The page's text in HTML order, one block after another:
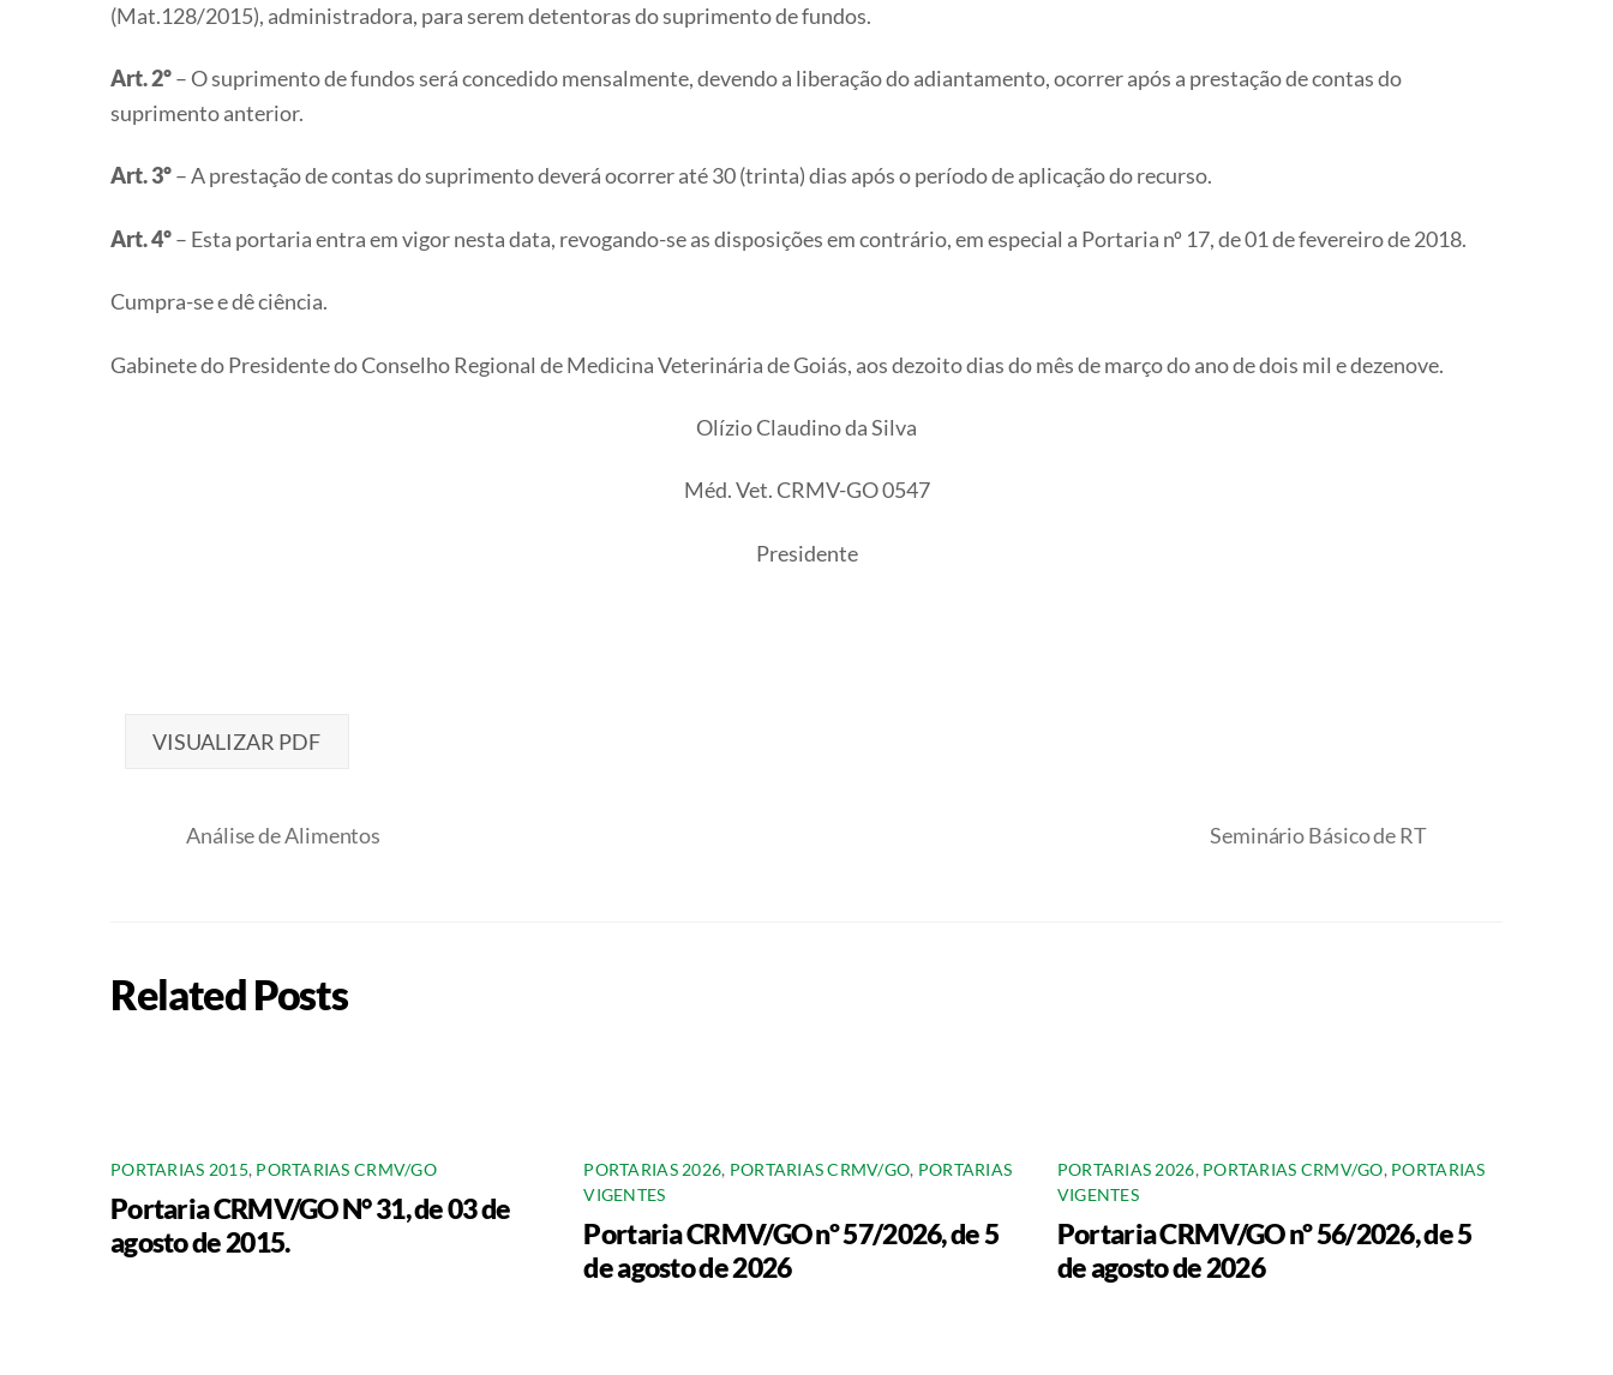
(Mat.128/2015), administradora, para serem detentoras do suprimento de fundos.
Art. 2º– O suprimento de fundos será concedido mensalmente, devendo a liberação do adiantamento, ocorrer após a prestação de contas do
suprimento anterior.
Art. 3º– A prestação de contas do suprimento deverá ocorrer até 30 (trinta) dias após o período de aplicação do recurso.
Art. 4º– Esta portaria entra em vigor nesta data, revogando-se as disposições em contrário, em especial a Portaria nº 17, de 01 de fevereiro de 2018.
Cumpra-se e dê ciência.
Gabinete do Presidente do Conselho Regional de Medicina Veterinária de Goiás, aos dezoito dias do mês de março do ano de dois mil e dezenove.
Olízio Claudino da Silva
Méd. Vet. CRMV-GO 0547
Presidente
VISUALIZAR PDF
Análise de Alimentos Seminário Básico de RT
Related Posts
PORTARIAS 2015, PORTARIAS CRMV/GO
Portaria CRMV/GO N° 31, de 03 de
agosto de 2015.
PORTARIAS 2026, PORTARIAS CRMV/GO, PORTARIAS
VIGENTES
Portaria CRMV/GO nº 57/2026, de 5
de agosto de 2026
PORTARIAS 2026, PORTARIAS CRMV/GO, PORTARIAS
VIGENTES
Portaria CRMV/GO nº 56/2026, de 5
de agosto de 2026